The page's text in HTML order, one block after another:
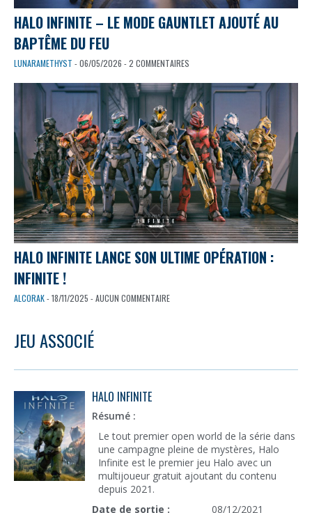
HALO INFINITE – LE MODE GAUNTLET AJOUTÉ AU
BAPTÊME DU FEU
LUNARAMETHYST - 06/05/2026 - 2 COMMENTAIRES
HALO INFINITE LANCE SON ULTIME OPÉRATION :
INFINITE !
ALCORAK- 18/11/2025 - AUCUN COMMENTAIRE
JEU ASSOCIÉ
HALO INFINITE
Résumé :
Le tout premier open world de la série dans
une campagne pleine de mystères, Halo
Infinite est le premier jeu Halo avec un
multijoueur gratuit ajoutant du contenu
depuis 2021.
Date de sortie :
08/12/2021